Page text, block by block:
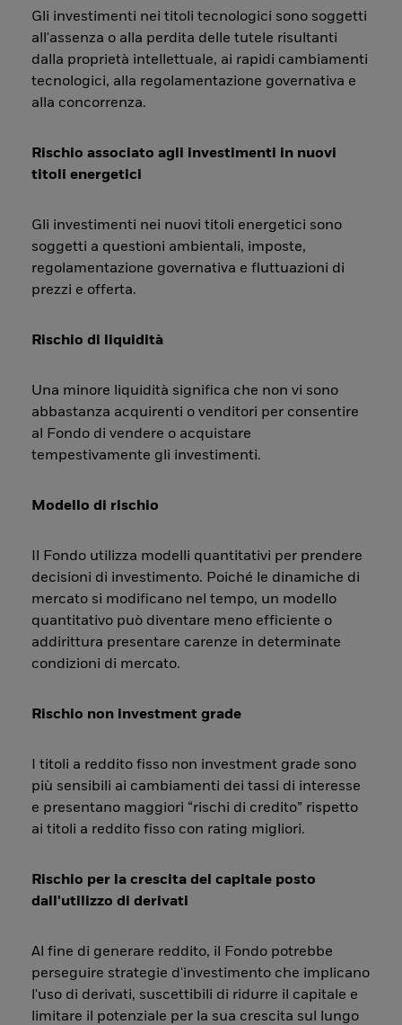
Gli investimenti nei titoli tecnologici sono soggetti
all'assenza o alla perdita delle tutele risultanti
dalla proprietà intellettuale, ai rapidi cambiamenti
tecnologici, alla regolamentazione governativa e
alla concorrenza.
Rischio associato agli investimenti in nuovi
titoli energetici
Gli investimenti nei nuovi titoli energetici sono
soggetti a questioni ambientali, imposte,
regolamentazione governativa e fluttuazioni di
prezzi e offerta.
Rischio di liquidità
Una minore liquidità significa che non vi sono
abbastanza acquirenti o venditori per consentire
al Fondo di vendere o acquistare
tempestivamente gli investimenti.
Modello di rischio
Il Fondo utilizza modelli quantitativi per prendere
decisioni di investimento. Poiché le dinamiche di
mercato si modificano nel tempo, un modello
quantitativo può diventare meno efficiente o
addirittura presentare carenze in determinate
condizioni di mercato.
Rischio non investment grade
I titoli a reddito fisso non investment grade sono
più sensibili ai cambiamenti dei tassi di interesse
e presentano maggiori “rischi di credito” rispetto
ai titoli a reddito fisso con rating migliori.
Rischio per la crescita del capitale posto
dall'utilizzo di derivati
Al fine di generare reddito, il Fondo potrebbe
perseguire strategie d'investimento che implicano
l'uso di derivati, suscettibili di ridurre il capitale e
limitare il potenziale per la sua crescita sul lungo